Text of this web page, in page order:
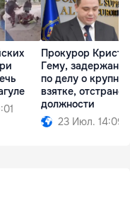
Прокурор
Гему,
по делу о крупной
взятке,
должности
23 Июл. 14:09